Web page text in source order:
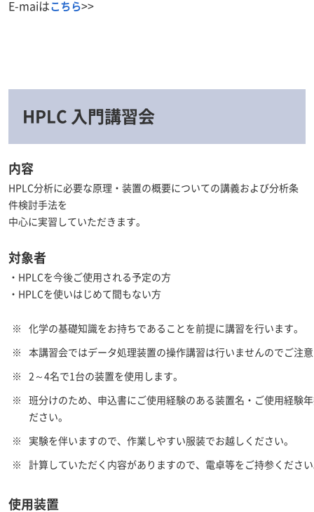
E-maiは こちら>>
HPLC 入門講習会
内容
HPLC分析に必要な原理・装置の概要についての講義および分析条
件検討手法を
中心に実習していただきます。
対象者
・HPLCを今後ご使用される予定の方
・HPLCを使いはじめて間もない方
※ 化学の基礎知識をお持ちであることを前提に講習を行います。
※ 本講習会ではデータ処理装置の操作講習は行いませんのでご注
※ 2～4名で1台の装置を使用します。
※
班分けのため、申込書にご使用経験のある装置名・ご使用経験
ださい。
※ 実験を伴いますので、作業しやすい服装でお越しください。
※ 計算していただく内容がありますので、電卓等をご持参くださ
使用装置